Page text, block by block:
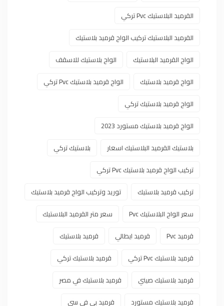
القرميد البلاستيك Pvc تركي
القرميد البلاستيك تركيب الواح قرميد بلاستيك
الواح القرميد البلاستيك
الواح بلاستيك للاسقف
الواح قرميد بلاستيك
الواح قرميد بلاستيك Pvc تركي
الواح قرميد بلاستيك تركي
الواح قرميد بلاستيك مستورد 2023
بلاستيك القرميد البلاستيك اسعار
بلاستيك تركي
تركيب الواح قرميد بلاستيك Pvc تركي
تركيب قرميد بلاستيك
توريد وتركيب الواح قرميد بلاستيك
سعر الواح البلاستيك Pvc
سعر متر القرميد البلاستيك
قرميد Pvc
قرميد ايطالي
قرميد بلاستيك
قرميد بلاستيك Pvc تركي
قرميد بلاستيك تركي
قرميد بلاستيك صيني
قرميد بلاستيك في مصر
قرميد بلاستيك مستورد
قرميد بي في سي